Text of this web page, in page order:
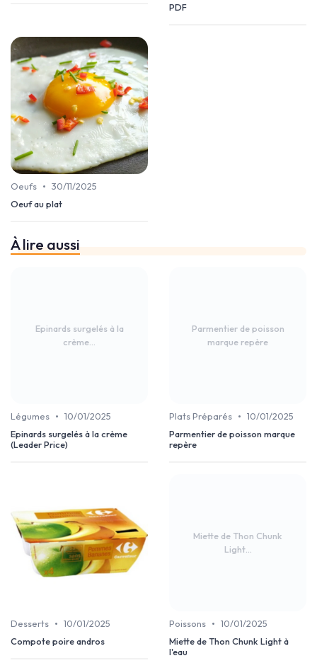
PDF
Oeufs • 30/11/2025
Oeuf au plat
À lire aussi
Epinards surgelés à la
crème...
Légumes • 10/01/2025
Epinards surgelés à la crème
(Leader Price)
Parmentier de poisson
marque repère
Plats Préparés • 10/01/2025
Parmentier de poisson marque
repère
Desserts • 10/01/2025
Compote poire andros
Miette de Thon Chunk
Light...
Poissons • 10/01/2025
Miette de Thon Chunk Light à
l'eau